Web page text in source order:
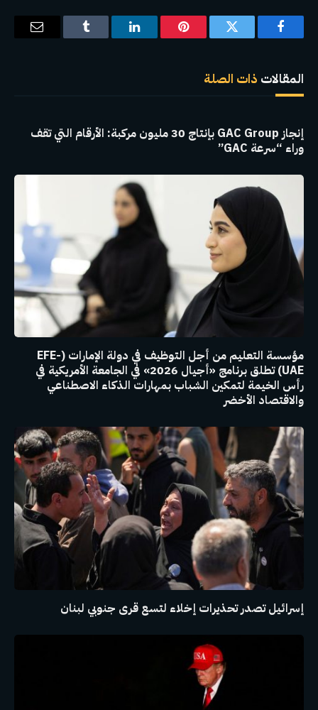
فيسبوك تويتر بينتيريستلينكدإن Tumblr
البريد
المقالات ذات الصلة
إنجاز GAC Group بإنتاج 30 مليون مركبة: الأرقام التي تقف
وراء “سرعة GAC”
مؤسسة التعليم من أجل التوظيف في دولة الإمارات (EFE-
UAE) تطلق برنامج «أجيال 2026» في الجامعة الأمريكية في
رأس الخيمة لتمكين الشباب بمهارات الذكاء الاصطناعي
والاقتصاد الأخضر
إسرائيل تصدر تحذيرات إخلاء لتسع قرى جنوبي لبنان